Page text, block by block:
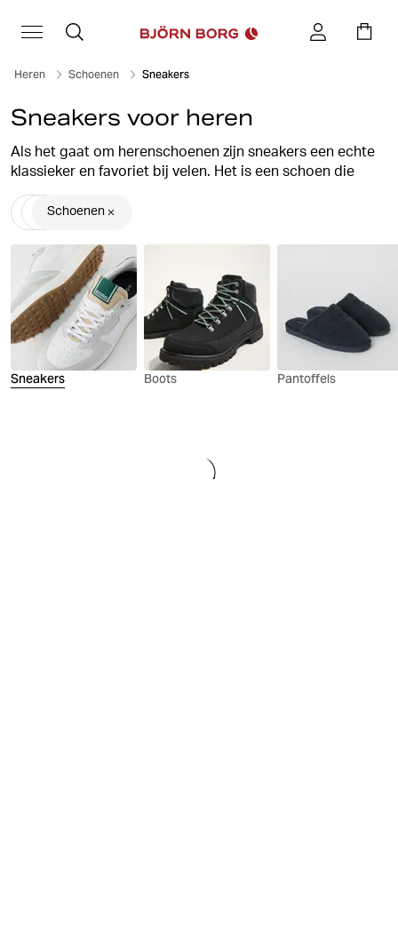
Heren Schoenen Sneakers
Sneakers voor heren
Als het gaat om herenschoenen zijn sneakers een echte
klassieker en favoriet bij velen. Het is een schoen die
perfect past bij zowel sport als vrije tijd en makkelijk
gecombineerd kan worden met casual outfits of een
sportieve look met
Onze sneakers voor heren zijn verkrijgbaar in
verschillende modellen, stijlen en kleuren. Kies uit lage en
halfhoge sneakers, stijlvolle hoge sneakers en lage
canvas schoenen voor heren. Met een paar
herensneakers van Björn Borg ga je altijd stijlvol op pad.
Schoenen
Sneakers Boots Pantoffels